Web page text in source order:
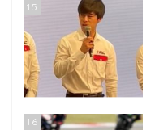
15
16